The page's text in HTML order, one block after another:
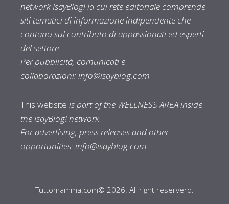
network IsayBlog! la cui rete editoriale comprende
siti tematici di informazione indipendente che
contano sul contributo di appassionati ed esperti
del settore.
Per pubblicità, comunicati e
collaborazioni:info@isayblog.com
This website is part of the WELLNESS AREA inside
the IsayBlog! network
For advertising, press releases and other
opportunities:info@isayblog.com
Tuttomamma.com© 2026. All right reserverd.